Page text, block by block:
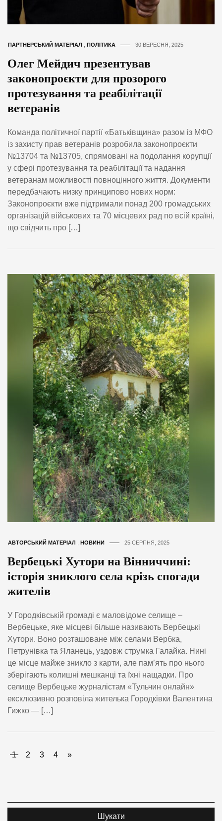
ПАРТНЕРСЬКИЙ МАТЕРІАЛ ПОЛІТИКА 30 ВЕРЕСНЯ, 2025
Олег Мейдич презентував
законопроєкти для прозорого
протезування та реабілітації
ветеранів
Команда політичної партії «Батьківщина» разом із МФО
із захисту прав ветеранів розробила законопроєкти
№13704 та №13705, спрямовані на подолання корупції
у сфері протезування та реабілітації та надання
ветеранам можливості повноцінного життя. Документи
передбачають низку принципово нових норм:
Законопроєкти вже підтримали понад 200 громадських
організацій військових та 70 місцевих рад по всій країні,
що свідчить про […]
АВТОРСЬКИЙ МАТЕРІАЛ НОВИНИ 25 СЕРПНЯ, 2025
Вербецькі Хутори на Вінниччині:
історія зниклого села крізь спогади
жителів
У Городківській громаді є маловідоме селище –
Вербецьке, яке місцеві більше називають Вербецькі
Хутори. Воно розташоване між селами Вербка,
Петрунівка та Яланець, уздовж струмка Галайка. Нині
це місце майже зникло з карти, але пам’ять про нього
зберігають колишні мешканці та їхні нащадки. Про
селище Вербецьке журналістам «Тульчин онлайн»
ексклюзивно розповіла жителька Городківки Валентина
Гижко — […]
1 2 3 4 »